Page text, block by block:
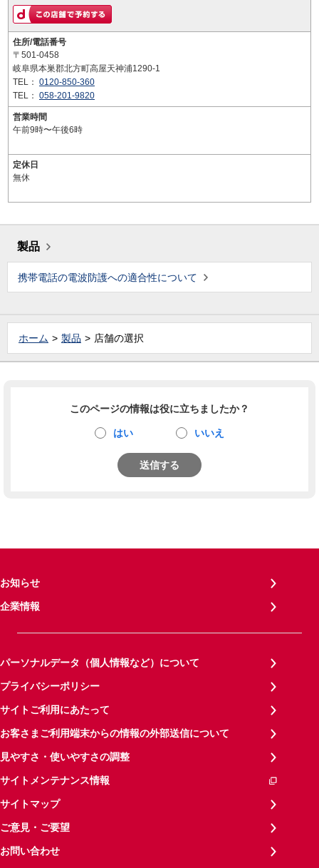
住所/電話番号
〒501-0458
岐阜県本巣郡北方町高屋天神浦1290-1
TEL： 0120-850-360
TEL： 058-201-9820
営業時間
午前9時〜午後6時
定休日
無休
製品
携帯電話の電波防護への適合性について
ホーム 製品 店舗の選択
このページの情報は役に立ちましたか？
はい いいえ
送信する
お知らせ
企業情報
パーソナルデータ（個人情報など）について
プライバシーポリシー
サイトご利用にあたって
お客さまご利用端末からの情報の外部送信について
見やすさ・使いやすさの調整
サイトメンテナンス情報
サイトマップ
ご意見・ご要望
お問い合わせ